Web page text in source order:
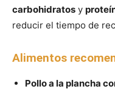
carbohidratos y
reducir el tiempo de
Alimentos
Pollo a la plancha